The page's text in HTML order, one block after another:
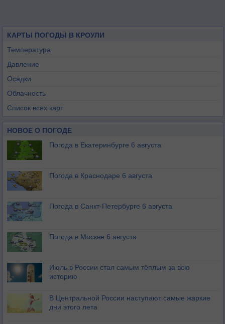
КАРТЫ ПОГОДЫ В КРОУЛИ
Температура
Давление
Осадки
Облачность
Список всех карт
НОВОЕ О ПОГОДЕ
Погода в Екатеринбурге 6 августа
Погода в Краснодаре 6 августа
Погода в Санкт-Петербурге 6 августа
Погода в Москве 6 августа
Июль в России стал самым тёплым за всю
историю
В Центральной России наступают самые жаркие
дни этого лета